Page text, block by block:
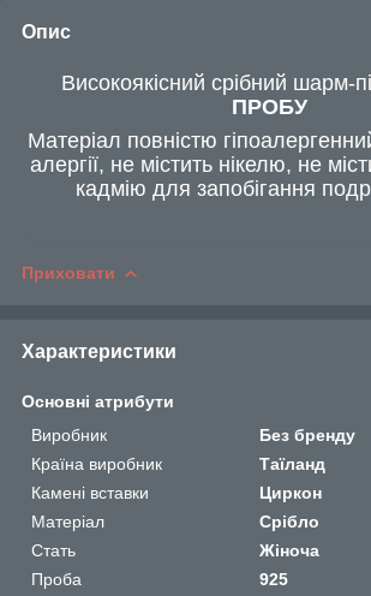
Опис
Високоякісний срібний шарм-
ПРОБУ
Матеріал повністю
алергії, не містить нікелю, не
кадмію для запобігання
Приховати
Характеристики
Основні атрибути
Виробник
Без бренду
Країна виробник
Таїланд
Камені вставки
Циркон
Матеріал
Срібло
Стать
Жіноча
Проба
925